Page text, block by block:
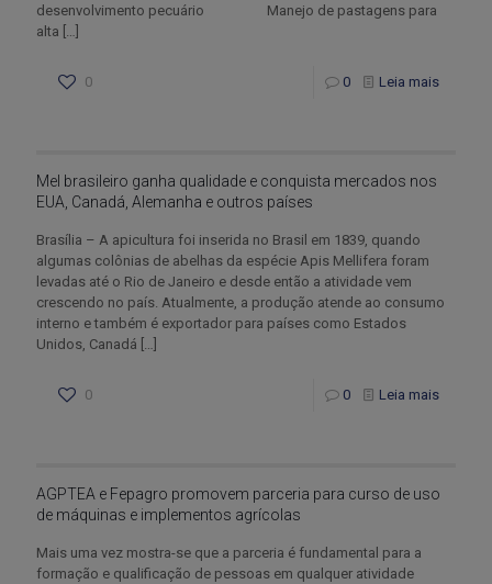
desenvolvimento pecuário Manejo de pastagens para
alta
0 0 Leia mais
Mel brasileiro ganha qualidade e conquista mercados nos
EUA, Canadá, Alemanha e outros países
Brasília – A apicultura foi inserida no Brasil em 1839, quando
algumas colônias de abelhas da espécie Apis Mellifera foram
levadas até o Rio de Janeiro e desde então a atividade vem
crescendo no país. Atualmente, a produção atende ao consumo
interno e também é exportador para países como Estados
Unidos, Canadá
0 0 Leia mais
AGPTEA e Fepagro promovem parceria para curso de uso
de máquinas e implementos agrícolas
Mais uma vez mostra-se que a parceria é fundamental para a
formação e qualificação de pessoas em qualquer atividade